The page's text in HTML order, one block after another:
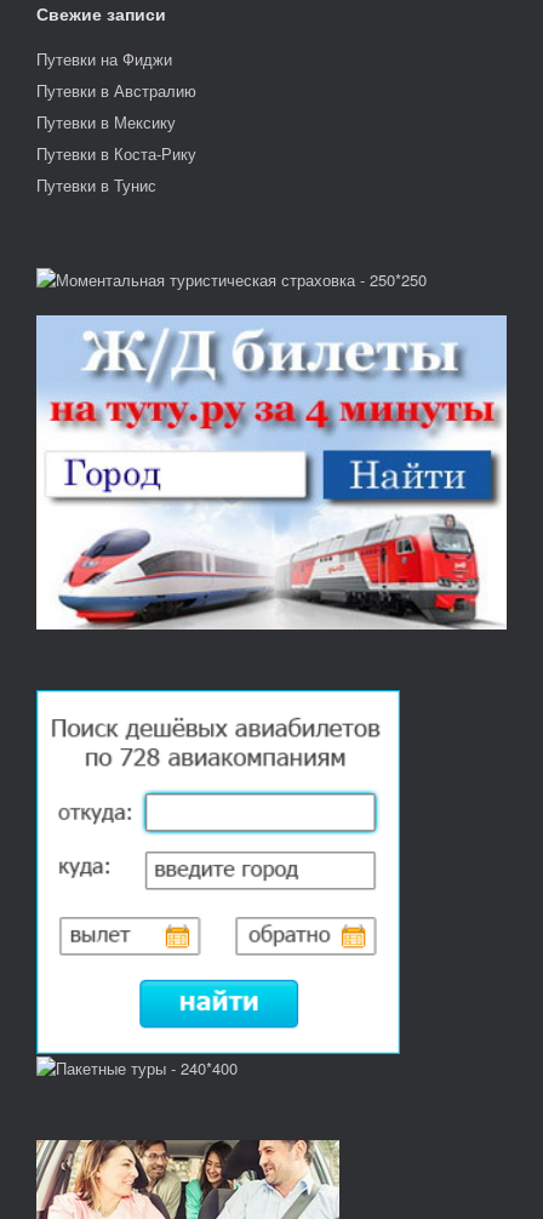
Свежие записи
Путевки на Фиджи
Путевки в Австралию
Путевки в Мексику
Путевки в Коста-Рику
Путевки в Тунис